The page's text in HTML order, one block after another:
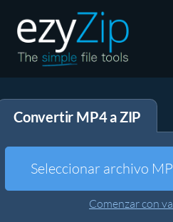
Descomprime
Otras herramientas
Convertir MP4 a ZIP
Seleccionar archivo
Comenzar con